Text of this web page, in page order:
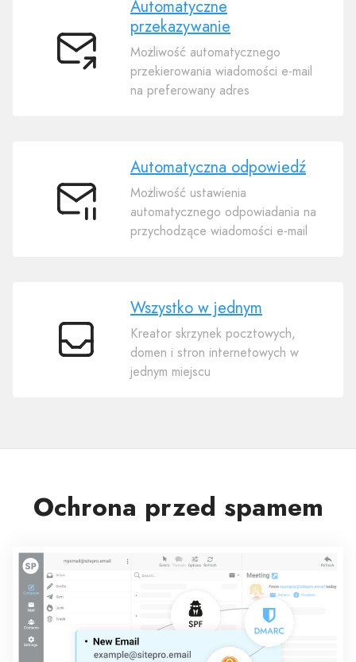
Automatyczne
przekazywanie
Automatyczne
przekazywanie
Możliwość automatycznego
przekierowania wiadomości e-mail
na preferowany adres
Automatyczna
odpowiedź
Automatyczna odpowiedź
Możliwość ustawienia
automatycznego odpowiadania na
przychodzące wiadomości e-mail
Wszystko
Wszystko w jednym
Kreator skrzynek pocztowych,
domen i stron internetowych w
jednym miejscu
Ochrona przed spamem